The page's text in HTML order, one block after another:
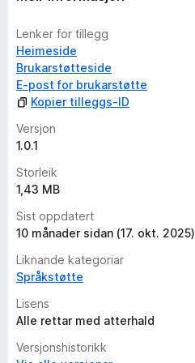
a
r
e
n
n
o
Lenker for tillegg
Heimeside
Brukarstøtteside
E-post for brukarstøtte
Kopier tilleggs-ID
Versjon
1.0.1
Storleik
1,43 MB
Sist oppdatert
10 månader sidan (17. okt. 2025)
Liknande kategoriar
Språkstøtte
Lisens
Alle rettar med atterhald
Versjonshistorikk